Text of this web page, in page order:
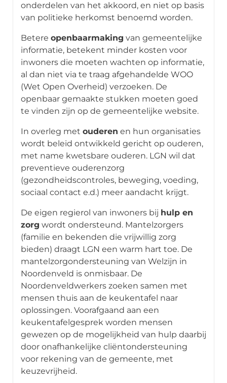
onderdelen van het akkoord, en niet op basis
van politieke herkomst benoemd worden.
Betere openbaarmaking van gemeentelijke
informatie, betekent minder kosten voor
inwoners die moeten wachten op informatie,
al dan niet via te traag afgehandelde WOO
(Wet Open Overheid) verzoeken. De
openbaar gemaakte stukken moeten goed
te vinden zijn op de gemeentelijke website.
In overleg met ouderen en hun organisaties
wordt beleid ontwikkeld gericht op ouderen,
met name kwetsbare ouderen. LGN wil dat
preventieve ouderenzorg
(gezondheidscontroles, beweging, voeding,
sociaal contact e.d.) meer aandacht krijgt.
De eigen regierol van inwoners bij hulp en
zorg wordt ondersteund. Mantelzorgers
(familie en bekenden die vrijwillig zorg
bieden) draagt LGN een warm hart toe. De
mantelzorgondersteuning van Welzijn in
Noordenveld is onmisbaar. De
Noordenveldwerkers zoeken samen met
mensen thuis aan de keukentafel naar
oplossingen. Voorafgaand aan een
keukentafelgesprek worden mensen
gewezen op de mogelijkheid van hulp daarbij
door onafhankelijke cliëntondersteuning
voor rekening van de gemeente, met
keuzevrijheid.